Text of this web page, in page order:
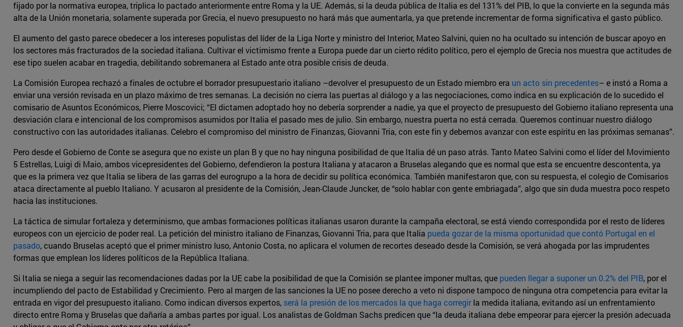
fijado por la normativa europea, triplica lo pactado anteriormente entre Roma y la UE. Además, si la deuda pública de Italia es del 131% del PIB, lo que la convierte en la segunda más
alta de la Unión monetaria, solamente superada por Grecia, el nuevo presupuesto no hará más que aumentarla, ya que pretende incrementar de forma significativa el gasto público.
El aumento del gasto parece obedecer a los intereses populistas del líder de la Liga Norte y ministro del Interior, Mateo Salvini, quien no ha ocultado su intención de buscar apoyo en
los sectores más fracturados de la sociedad italiana. Cultivar el victimismo frente a Europa puede dar un cierto rédito político, pero el ejemplo de Grecia nos muestra que actitudes de
ese tipo suelen acabar en tragedia, debilitando sobremanera al Estado ante otra posible crisis de deuda.
La Comisión Europea rechazó a finales de octubre el borrador presupuestario italiano –devolver el presupuesto de un Estado miembro era un acto sin precedentes– e instó a Roma a
enviar una versión revisada en un plazo máximo de tres semanas. La decisión no cierra las puertas al diálogo y a las negociaciones, como indica en su explicación de lo sucedido el
comisario de Asuntos Económicos, Pierre Moscovici; “El dictamen adoptado hoy no debería sorprender a nadie, ya que el proyecto de presupuesto del Gobierno italiano representa una
desviación clara e intencional de los compromisos asumidos por Italia el pasado mes de julio. Sin embargo, nuestra puerta no está cerrada. Queremos continuar nuestro diálogo
constructivo con las autoridades italianas. Celebro el compromiso del ministro de Finanzas, Giovanni Tria, con este fin y debemos avanzar con este espíritu en las próximas semanas”.
Pero desde el Gobierno de Conte se asegura que no existe un plan B y que no hay ninguna posibilidad de que Italia dé un paso atrás. Tanto Mateo Salvini como el líder del Movimiento
5 Estrellas, Luigi di Maio, ambos vicepresidentes del Gobierno, defendieron la postura Italiana y atacaron a Bruselas alegando que es normal que esta se encuentre descontenta, ya
que es la primera vez que Italia se libera de las garras del eurogrupo a la hora de decidir su política económica. También manifestaron que, con su respuesta, el colegio de Comisarios
ataca directamente al pueblo Italiano. Y acusaron al presidente de la Comisión, Jean-Claude Juncker, de “solo hablar con gente embriagada”, algo que sin duda muestra poco respeto
hacia las instituciones.
La táctica de simular fortaleza y determinismo, que ambas formaciones políticas italianas usaron durante la campaña electoral, se está viendo correspondida por el resto de líderes
europeos con un ejercicio de poder real. La petición del ministro italiano de Finanzas, Giovanni Tria, para que Italia pueda gozar de la misma oportunidad que contó Portugal en el
pasado, cuando Bruselas aceptó que el primer ministro luso, Antonio Costa, no aplicara el volumen de recortes deseado desde la Comisión, se verá ahogada por las imprudentes
formas que emplean los líderes políticos de la República Italiana.
Si Italia se niega a seguir las recomendaciones dadas por la UE cabe la posibilidad de que la Comisión se plantee imponer multas, que pueden llegar a suponer un 0.2% del PIB, por el
incumpliendo del pacto de Estabilidad y Crecimiento. Pero al margen de las sanciones la UE no posee derecho a veto ni dispone tampoco de ninguna otra competencia para evitar la
entrada en vigor del presupuesto italiano. Como indican diversos expertos, será la presión de los mercados la que haga corregirla medida italiana, evitando así un enfrentamiento
directo entre Roma y Bruselas que dañaría a ambas partes por igual. Los analistas de Goldman Sachs predicen que “la deuda italiana debe empeorar para ejercer la presión adecuada